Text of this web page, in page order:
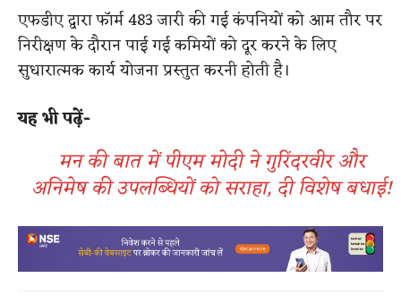
एफडीए द्वारा फॉर्म 483 जारी की गई कंपनियों को आम तौर पर
निरीक्षण के दौरान पाई गई कमियों को दूर करने के लिए
सुधारात्मक कार्य योजना प्रस्तुत करनी होती है।
यह भी पढ़ें-
मन की बात में पीएम मोदी ने गुरिंदरवीर और
अनिमेष की उपलब्धियों को सराहा, दी विशेष बधाई!